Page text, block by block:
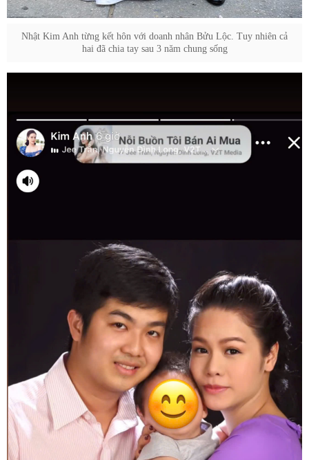
Nhật Kim Anh từng kết hôn với doanh nhân Bửu Lộc. Tuy nhiên cả
hai đã chia tay sau 3 năm chung sống